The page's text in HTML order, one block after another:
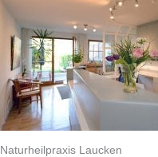
Naturheilpraxis Laucken